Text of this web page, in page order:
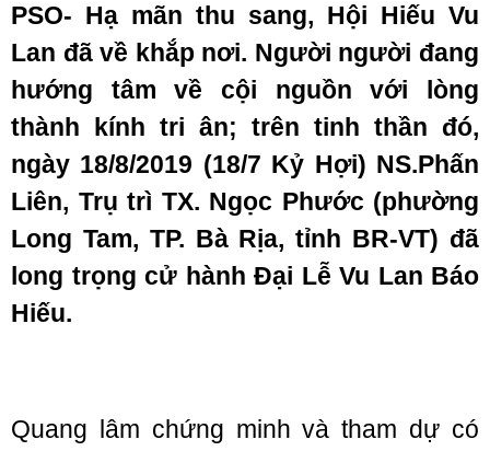
PSO- Hạ mãn thu sang, Hội Hiếu Vu
Lan đã về khắp nơi. Người người đang
hướng tâm về cội nguồn với
lòng
thành kính tri ân; trên tinh thần đó,
ngày 18/8/2019 (18/7 Kỷ Hợi) NS.Phấn
Liên, Trụ trì TX. Ngọc Phước (phường
Long Tam, TP. Bà Rịa, tỉnh BR-VT) đã
long trọng cử hành Đại Lễ Vu Lan Báo
Hiếu.
Quang lâm chứng minh và tham dự có